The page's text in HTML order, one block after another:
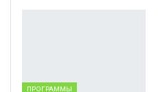
ПРОГРАММЫ